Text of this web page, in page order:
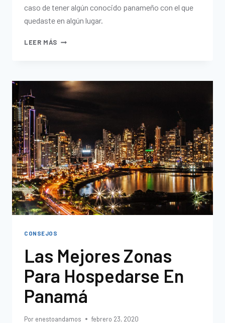
caso de tener algún conocido panameño con el que
quedaste en algún lugar.
LEER MÁS
CONSEJOS
Las Mejores Zonas
Para Hospedarse En
Panamá
Por enestoandamos febrero 23, 2020